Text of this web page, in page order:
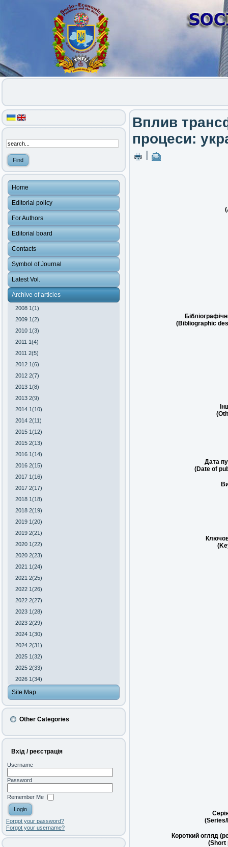
Home
Editorial policy
For Authors
Editorial board
Contacts
Symbol of Journal
Latest Vol.
Archive of articles
2008 1(1)
2009 1(2)
2010 1(3)
2011 1(4)
2011 2(5)
2012 1(6)
2012 2(7)
2013 1(8)
2013 2(9)
2014 1(10)
2014 2(11)
2015 1(12)
2015 2(13)
2016 1(14)
2016 2(15)
2017 1(16)
2017 2(17)
2018 1(18)
2018 2(19)
2019 1(20)
2019 2(21)
2020 1(22)
2020 2(23)
2021 1(24)
2021 2(25)
2022 1(26)
2022 2(27)
2023 1(28)
2023 2(29)
2024 1(30)
2024 2(31)
2025 1(32)
2025 2(33)
2026 1(34)
Site Map
Other Categories
Вхід / реєстрація
Username
Password
Remember Me
Forgot your password?
Forgot your username?
Вплив
процеси:
(Bibliographic
Дата
(Date of
Короткий огляд
(Short